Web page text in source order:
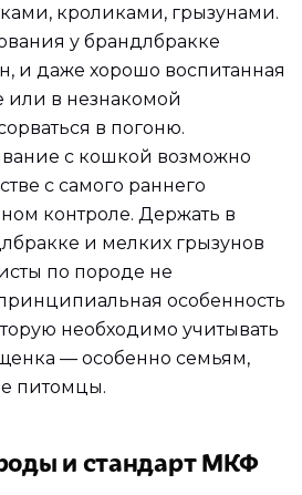
кроликами, грызунами.
у брандлбракке
и даже хорошо воспитанная
или в незнакомой
в погоню.
с кошкой возможно
с самого раннего
контроле. Держать в
и мелких грызунов
по породе не
особенность
необходимо учитывать
— особенно семьям,
питомцы.
и стандарт МКФ